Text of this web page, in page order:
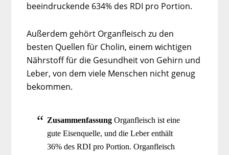
beeindruckende 634% des RDI pro Portion.
Außerdem gehört Organfleisch zu den
besten Quellen für Cholin, einem wichtigen
Nährstoff für die Gesundheit von Gehirn und
Leber, von dem viele Menschen nicht genug
bekommen.
Zusammenfassung Organfleisch ist eine
gute Eisenquelle, und die Leber enthält
36% des RDI pro Portion. Organfleisch